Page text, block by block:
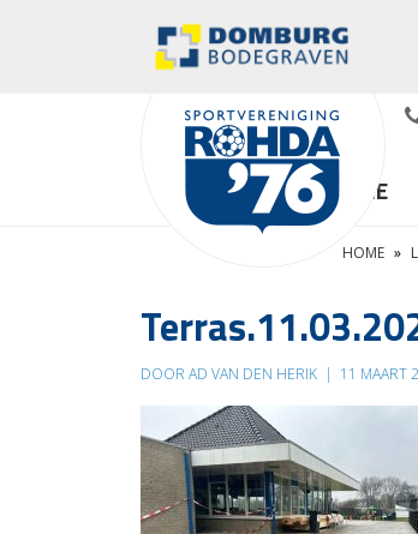
HOME
HOME »
DOOR AD VAN DEN HERIK | 11 MAART